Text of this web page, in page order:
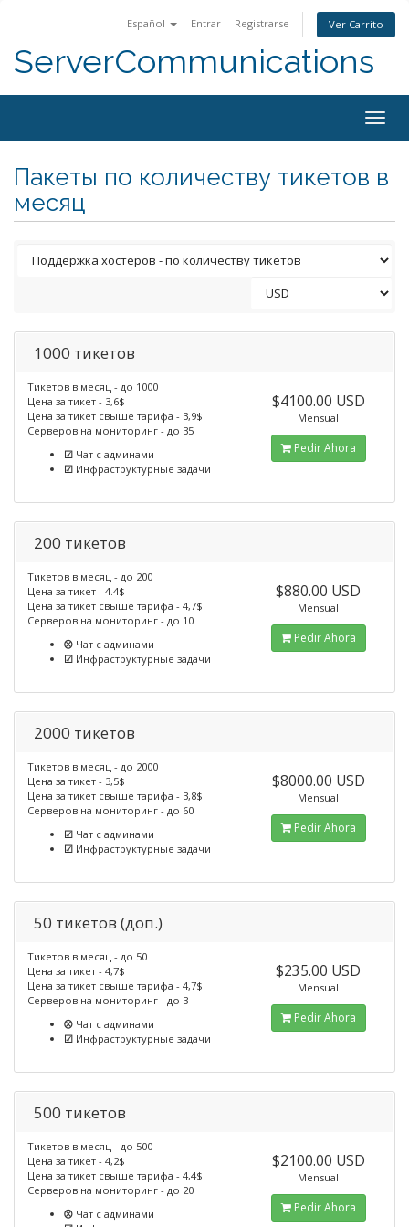
Español Entrar Registrarse Ver Carrito
ServerCommunications
Пакеты по количеству тикетов в
месяц
1000 тикетов
Тикетов в месяц - до 1000
Цена за тикет - 3,6$
Цена за тикет свыше тарифа - 3,9$
Серверов на мониторинг - до 35
☑ Чат с админами
☑ Инфраструктурные задачи
$4100.00 USD
Mensual
Pedir Ahora
200 тикетов
Тикетов в месяц - до 200
Цена за тикет - 4.4$
Цена за тикет свыше тарифа - 4,7$
Серверов на мониторинг - до 10
⮾ Чат с админами
☑ Инфраструктурные задачи
$880.00 USD
Mensual
Pedir Ahora
2000 тикетов
Тикетов в месяц - до 2000
Цена за тикет - 3,5$
Цена за тикет свыше тарифа - 3,8$
Серверов на мониторинг - до 60
☑ Чат с админами
☑ Инфраструктурные задачи
$8000.00 USD
Mensual
Pedir Ahora
50 тикетов (доп.)
Тикетов в месяц - до 50
Цена за тикет - 4,7$
Цена за тикет свыше тарифа - 4,7$
Серверов на мониторинг - до 3
⮾ Чат с админами
☑ Инфраструктурные задачи
$235.00 USD
Mensual
Pedir Ahora
500 тикетов
Тикетов в месяц - до 500
Цена за тикет - 4,2$
Цена за тикет свыше тарифа - 4,4$
Серверов на мониторинг - до 20
⮾ Чат с админами
$2100.00 USD
Mensual
Pedir Ahora